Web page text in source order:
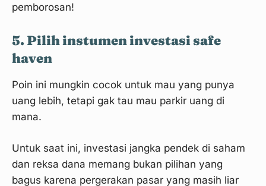
pemborosan!
5. Pilih instumen investasi safe
haven
Poin ini mungkin cocok untuk mau yang punya
uang lebih, tetapi gak tau mau parkir uang di
mana.
Untuk saat ini, investasi jangka pendek di saham
dan reksa dana memang bukan pilihan yang
bagus karena pergerakan pasar yang masih liar